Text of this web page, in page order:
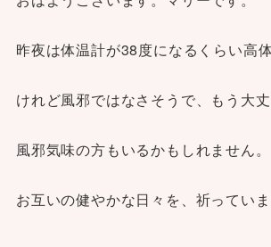
昨夜は体温計が38度になるくらい高
けれど風邪ではなさそうで、もう大丈
風邪気味の方もいるかもしれません。
お互いの健やかな日々を、祈っていま